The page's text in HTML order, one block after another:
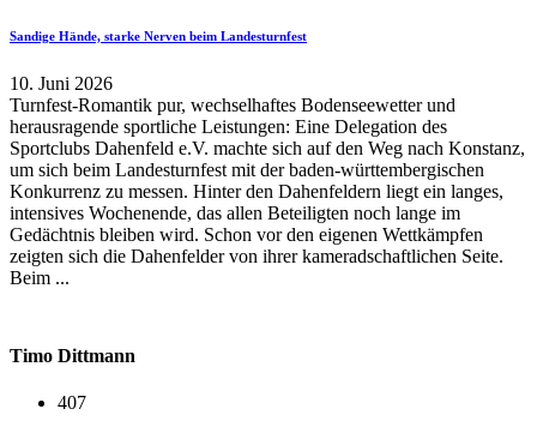
Sandige Hände, starke Nerven beim Landesturnfest
10. Juni 2026
Turnfest-Romantik pur, wechselhaftes Bodenseewetter und
herausragende sportliche Leistungen: Eine Delegation des
Sportclubs Dahenfeld e.V. machte sich auf den Weg nach Konstanz,
um sich beim Landesturnfest mit der baden-württembergischen
Konkurrenz zu messen. Hinter den Dahenfeldern liegt ein langes,
intensives Wochenende, das allen Beteiligten noch lange im
Gedächtnis bleiben wird. Schon vor den eigenen Wettkämpfen
zeigten sich die Dahenfelder von ihrer kameradschaftlichen Seite.
Beim ...
Timo Dittmann
407